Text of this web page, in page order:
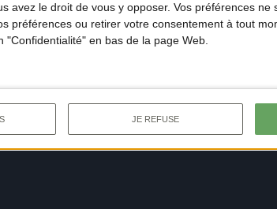
avez le droit de vous y opposer. Vos préférences ne
préférences ou retirer votre consentement à tout
"Confidentialité" en bas de la page Web.
JE REFUSE